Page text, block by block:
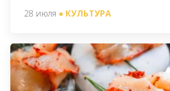
28 июля ● КУЛЬТУРА